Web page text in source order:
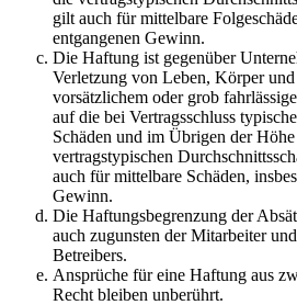
gilt auch für mittelbare
entgangenen Gewinn.
Die Haftung ist gegenüber
Verletzung von Leben, Körper
vorsätzlichem oder grob
auf die bei Vertragsschluss
Schäden und im Übrigen der
vertragstypischen
auch für mittelbare Schäden,
Gewinn.
Die Haftungsbegrenzung der
auch zugunsten der Mitarbeiter
Betreibers.
Ansprüche für eine Haftung aus
Recht bleiben unberührt.